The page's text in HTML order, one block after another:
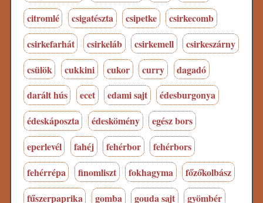
citromlé
csigatészta csipetke
csirkecomb
csirkefarhát
csirkeláb csirkemell
csirkeszárny
csülök
cukkini cukor curry
dagadó
darált hús
ecet edami sajt
édesburgonya
édeskáposzta
édeskömény
egész bors
eperlevél
fahéj fehérbor
fehérbors
fehérrépa
finomliszt fokhagyma
főzőkolbász
fűszerpaprika
gomba gouda sajt
gyömbér